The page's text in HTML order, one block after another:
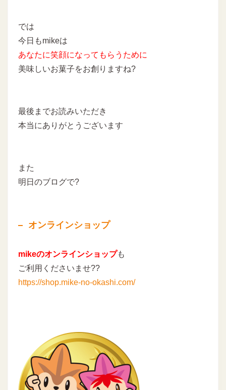
では
今日もmikeは
あなたに笑顔になってもらうために
美味しいお菓子をお創りますね?
最後までお読みいただき
本当にありがとうございます
また
明日のブログで?
オンラインショップ
mikeのオンラインショップも
ご利用くださいませ??
https://shop.mike-no-okashi.com/